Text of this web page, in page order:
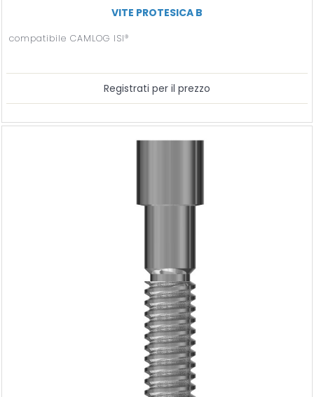
VITE PROTESICA B
compatibile CAMLOG ISI®
Registrati per il prezzo